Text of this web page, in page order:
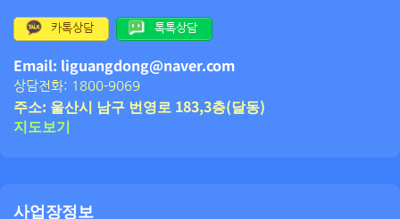
카톡상담 톡톡상담
Email: liguangdong@naver.com
상담전화: 1800-9069
주소: 울산시 남구 번영로 183,3층(달동)
지도보기
사업장정보